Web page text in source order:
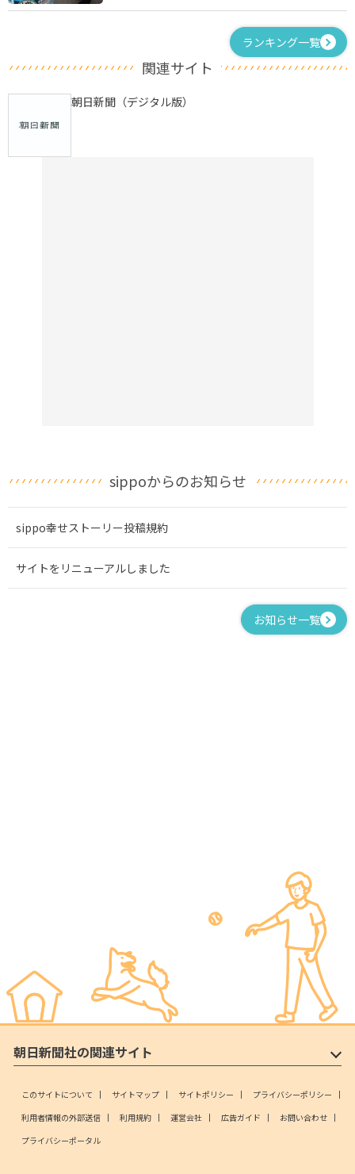
ランキング一覧
関連サイト
朝日新聞（デジタル版）
sippoからのお知らせ
sippo幸せストーリー投稿規約
サイトをリニューアルしました
お知らせ一覧
朝日新聞社の関連サイト
このサイトについて サイトマップ サイトポリシー
プライバシーポリシー
利用者情報の外部送信
利用規約 運営会社 広告ガイド
お問い合わせ
プライバシーポータル